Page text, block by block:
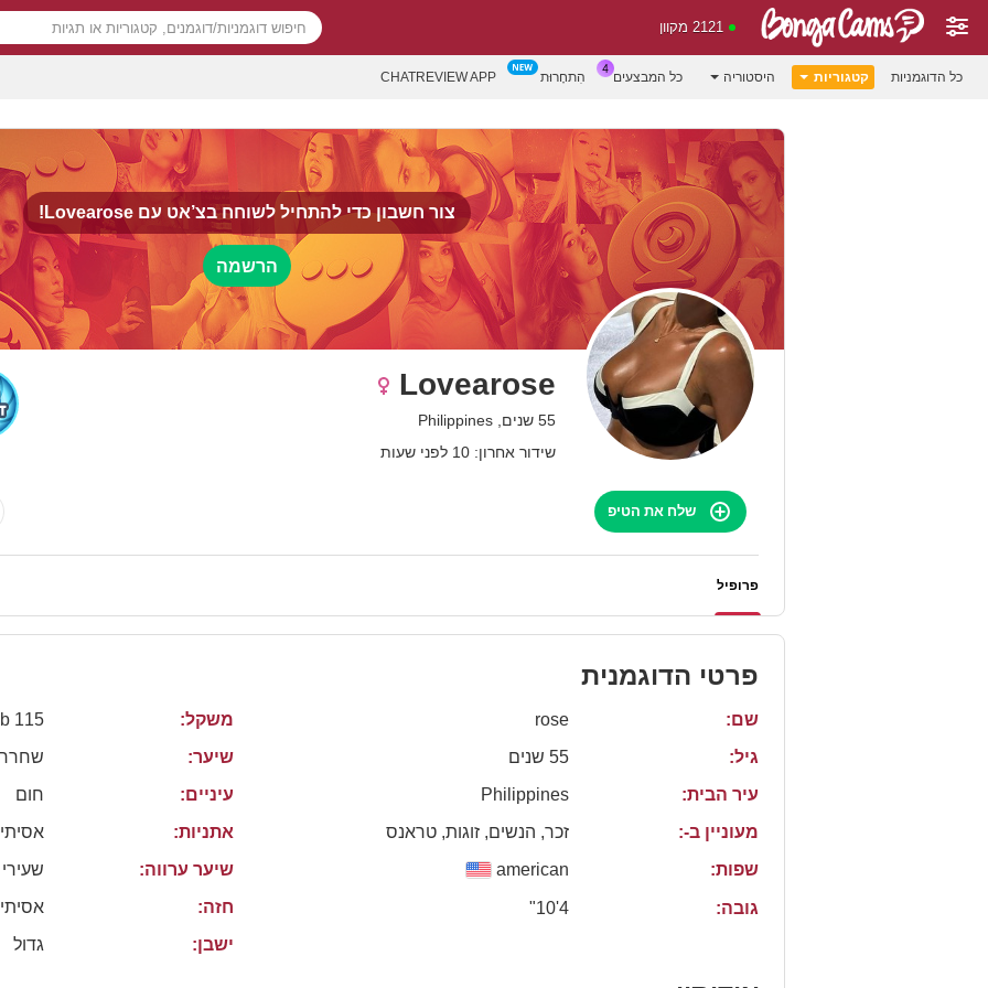
2121 מקוון
כל הדוגמניות קטגוריות היסטוריה כל המבצעים הִתחָרוּת CHATREVIEW APP
צור חשבון כדי להתחיל לשוחח בצ’אט עם Lovearose!
הרשמה
Lovearose
55 שנים, Philippines
שידור אחרון: 10 לפני שעות
שלח את הטיפ
פרופיל
פרטי הדוגמנית
שם:
rose
גיל:
55 שנים
עיר הבית:
Philippines
מעוניין ב-:
זכר, הנשים, זוגות, טראנס
שפות:
american
גובה: 4'10"
משקל:
115 lb
שיער:
עיניים:
חום
אתניות:
אסיתי
שיער ערווה:
שעירי
חזה:
אסיתי
ישבן:
גדול